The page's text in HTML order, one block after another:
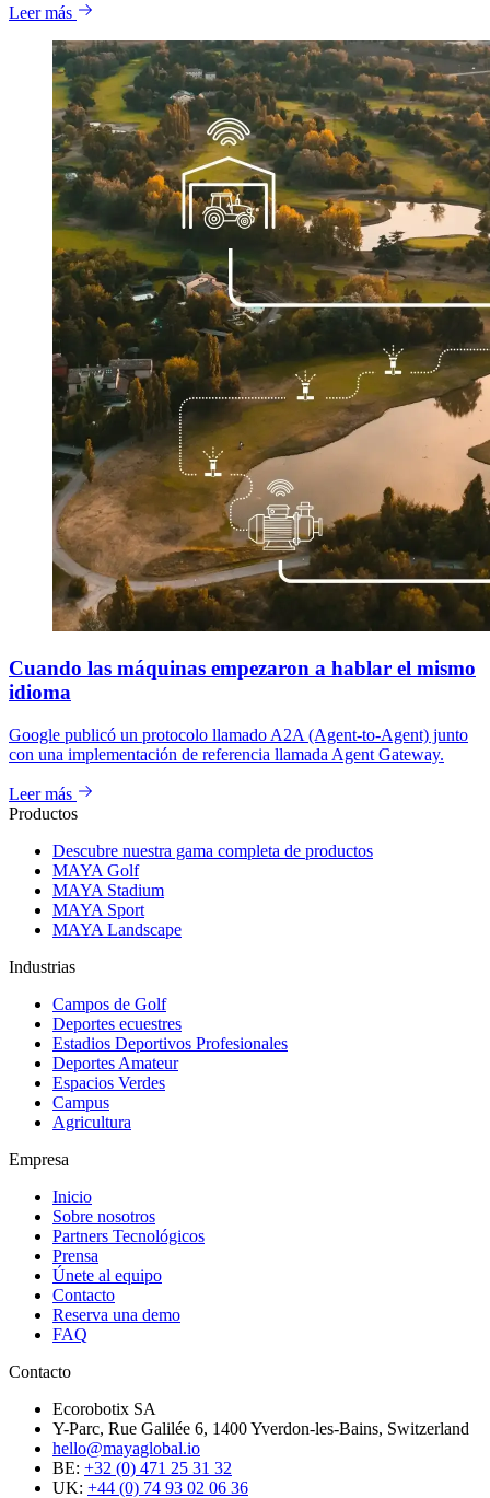
Leer más
Cuando las máquinas empezaron a hablar el mismo
idioma
Google publicó un protocolo llamado A2A (Agent-to-Agent) junto
con una implementación de referencia llamada Agent Gateway.
Leer más
Productos
Descubre nuestra gama completa de productos
MAYA Golf
MAYA Stadium
MAYA Sport
MAYA Landscape
Industrias
Campos de Golf
Deportes ecuestres
Estadios Deportivos Profesionales
Deportes Amateur
Espacios Verdes
Campus
Agricultura
Empresa
Inicio
Sobre nosotros
Partners Tecnológicos
Prensa
Únete al equipo
Contacto
Reserva una demo
FAQ
Contacto
Ecorobotix SA
Y-Parc, Rue Galilée 6, 1400 Yverdon-les-Bains, Switzerland
hello@mayaglobal.io
BE: +32 (0) 471 25 31 32
UK: +44 (0) 74 93 02 06 36